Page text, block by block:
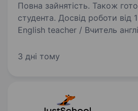
Повна зайнятість. Також
студента. Досвід роботи від 1 року.
English teacher / Вчитель
Полтава у пошуку
3 дні тому